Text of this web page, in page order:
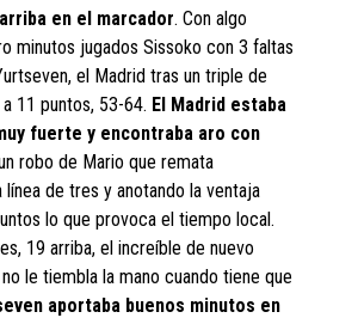
en el marcador. Con algo
minutos jugados Sissoko con 3 faltas
el Madrid tras un triple de
11 puntos, 53-64. El Madrid estaba
fuerte y encontraba aro con
robo de Mario que remata
línea de tres y anotando la ventaja
lo que provoca el tiempo local.
19 arriba, el increíble de nuevo
le tiembla la mano cuando tiene que
aportaba buenos minutos en